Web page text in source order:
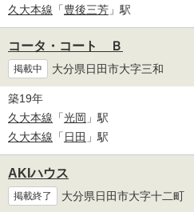
久大本線 「豊後三芳 」駅
コータ・コート Ｂ
掲載中 大分県日田市大字三和
築19年
久大本線 「光岡 」駅
久大本線 「 日田 」駅
AKIハウス
掲載終了 大分県日田市大字十二町